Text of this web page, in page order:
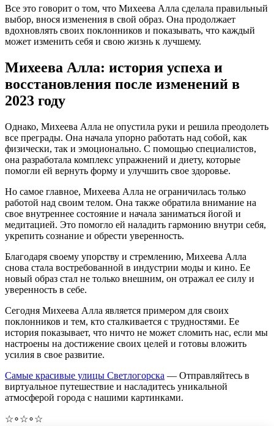
Все это говорит о том, что Михеева Алла сделала правильный
выбор, внося изменения в свой образ. Она продолжает
вдохновлять своих поклонников и показывать, что каждый
может изменить себя и свою жизнь к лучшему.
Михеева Алла: история успеха и
восстановления после изменений в
2023 году
Однако, Михеева Алла не опустила руки и решила преодолеть
все преграды. Она начала упорно работать над собой, как
физически, так и эмоционально. С помощью специалистов,
она разработала комплекс упражнений и диету, которые
помогли ей вернуть форму и улучшить свое здоровье.
Но самое главное, Михеева Алла не ограничилась только
работой над своим телом. Она также обратила внимание на
свое внутреннее состояние и начала заниматься йогой и
медитацией. Это помогло ей наладить гармонию внутри себя,
укрепить сознание и обрести уверенность.
Благодаря своему упорству и стремлению, Михеева Алла
снова стала востребованной в индустрии моды и кино. Ее
новый образ стал не только внешним, он отражал ее силу и
уверенность в себе.
Сегодня Михеева Алла является примером для своих
поклонников и тем, кто сталкивается с трудностями. Ее
история показывает, что ничто не может сломить нас, если мы
настроены на достижение своих целей и готовы вложить
усилия в свое развитие.
Самые красивые улицы Светлогорска — Отправляйтесь в
виртуальное путешествие и насладитесь уникальной
атмосферой города c нашими картинками.
☆∘☆∘☆